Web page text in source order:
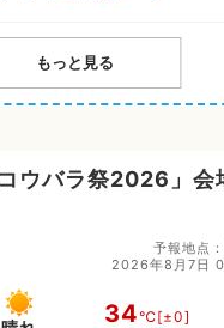
もっと見る
ウバラ祭2026」会
予報地点
2026年8月7日
34℃[±0]